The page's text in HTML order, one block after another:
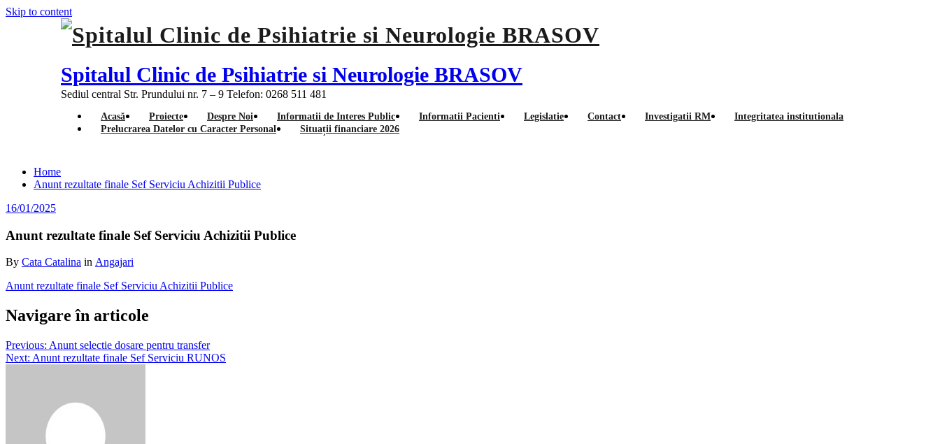
Skip to content
Spitalul Clinic de Psihiatrie si Neurologie BRASOV
Sediul central Str. Prundului nr. 7 – 9 Telefon: 0268 511 481
Acasă Proiecte Despre Noi Informatii de Interes Public Informatii Pacienti Legislatie Contact Investigatii RM
Integritatea institutionala
Prelucrarea Datelor cu Caracter Personal
Situații financiare 2026
Home
Anunt rezultate finale Sef Serviciu Achizitii Publice
16/01/2025
Anunt rezultate finale Sef Serviciu Achizitii Publice
By Cata Catalina in Angajari
Anunt rezultate finale Sef Serviciu Achizitii Publice
Navigare în articole
Previous: Anunt selectie dosare pentru transfer
Next: Anunt rezultate finale Sef Serviciu RUNOS